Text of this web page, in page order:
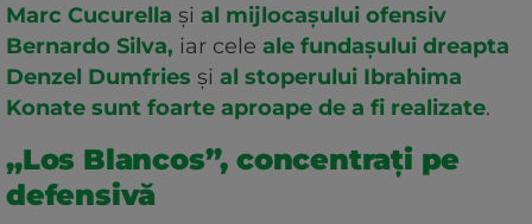
Marc Cucurella și al mijlocașului ofensiv
Bernardo Silva, iar cele ale fundașului dreapta
Denzel Dumfries și al stoperului Ibrahima
Konate sunt foarte aproape de a fi realizate.
„Los Blancos”, concentrați pe
defensivă